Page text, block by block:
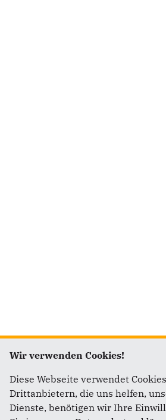
Wir verwenden Cookies!
Diese Webseite verwendet
Drittanbietern, die uns helfen,
Dienste, benötigen wir Ihre